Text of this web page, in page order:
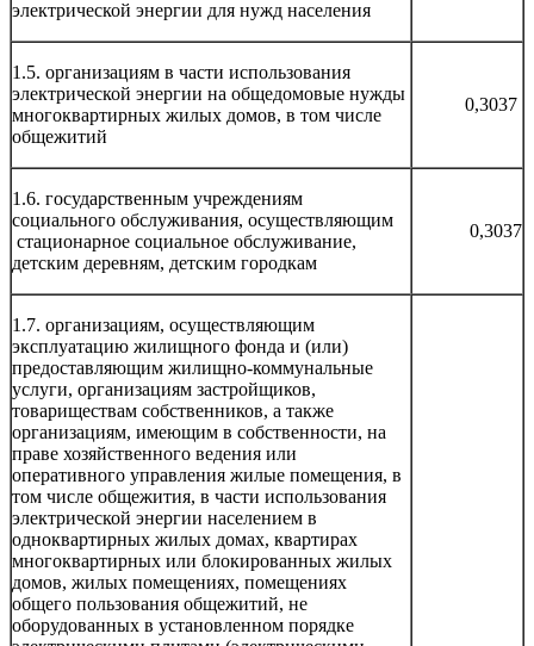
электрической энергии для нужд населения
1.5. организациям в части использования
электрической энергии на общедомовые нужды
многоквартирных жилых домов, в том числе
общежитий
0,3037
1.6. государственным учреждениям
социального обслуживания, осуществляющим
стационарное социальное обслуживание,
детским деревням, детским городкам
0,3037
1.7. организациям, осуществляющим
эксплуатацию жилищного фонда и (или)
предоставляющим жилищно-коммунальные
услуги, организациям застройщиков,
товариществам собственников, а также
организациям, имеющим в собственности, на
праве хозяйственного ведения или
оперативного управления жилые помещения, в
том числе общежития, в части использования
электрической энергии населением в
одноквартирных жилых домах, квартирах
многоквартирных или блокированных жилых
домов, жилых помещениях, помещениях
общего пользования общежитий, не
оборудованных в установленном порядке